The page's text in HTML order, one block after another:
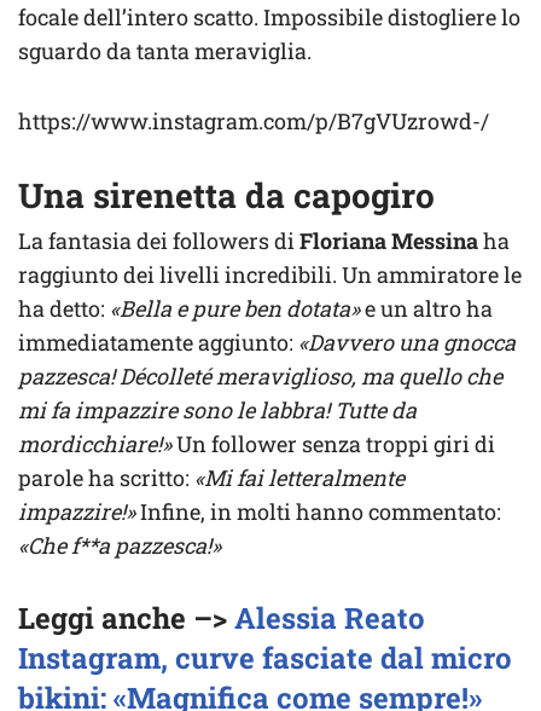
focale dell’intero scatto. Impossibile distogliere lo
sguardo da tanta meraviglia.
https://www.instagram.com/p/B7gVUzrowd-/
Una sirenetta da capogiro
La fantasia dei followers diFloriana Messinaha
raggiunto dei livelli incredibili. Un ammiratore le
ha detto: «Bella e pure ben dotata»e un altro ha
immediatamente aggiunto: «Davvero una gnocca
pazzesca! Décolleté meraviglioso, ma quello che
mi fa impazzire sono le labbra! Tutte da
mordicchiare!»Un follower senza troppi giri di
parole ha scritto: «Mi fai letteralmente
impazzire!»Infine, in molti hanno commentato:
«Che f**a pazzesca!»
Leggi anche –>Alessia Reato
Instagram, curve fasciate dal micro
bikini: «Magnifica come sempre!»